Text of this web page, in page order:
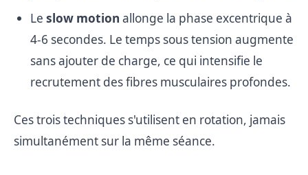
Le slow motion allonge la phase excentrique à
4-6 secondes. Le temps sous tension augmente
sans ajouter de charge, ce qui intensifie le
recrutement des fibres musculaires profondes.
Ces trois techniques s'utilisent en rotation, jamais
simultanément sur la même séance.